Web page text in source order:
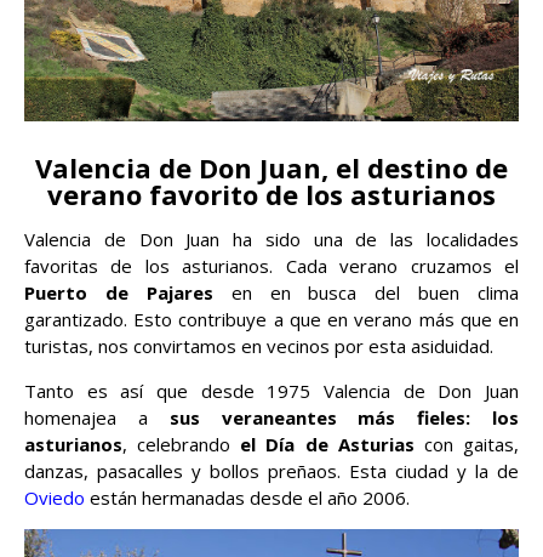
Valencia de Don Juan, el destino de
verano favorito de los asturianos
Valencia de Don Juan ha sido una de las localidades
favoritas de los asturianos. Cada verano cruzamos el
Puerto de Pajares en en busca del buen clima
garantizado. Esto contribuye a que en verano más que en
turistas, nos convirtamos en vecinos por esta asiduidad.
Tanto es así que desde 1975 Valencia de Don Juan
homenajea a sus veraneantes más fieles: los
asturianos, celebrando el Día de Asturias con gaitas,
danzas, pasacalles y bollos preñaos. Esta ciudad y la de
Oviedo están hermanadas desde el año 2006.